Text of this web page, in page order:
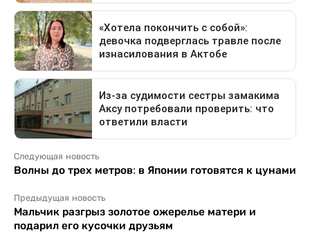
Следующая новость
Волны до трех метров: в Японии готовятся к цунами
Предыдущая новость
Мальчик разгрыз золотое ожерелье матери и
подарил его кусочки друзьям